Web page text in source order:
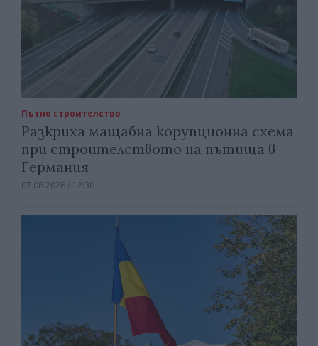
Пътно строителство
Разкриха мащабна корупционна схема
при строителството на пътища в
Германия
07.08.2026 / 12:30